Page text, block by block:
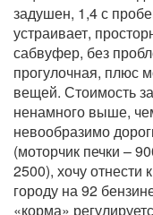
задушен, 1,4 с
устраивает,
сабвуфер, без
прогулочная, плюс
вещей. Стоимость
ненамного выше,
невообразимо
(моторчик печки –
2500), хочу отнести
городу на 92
«корма»